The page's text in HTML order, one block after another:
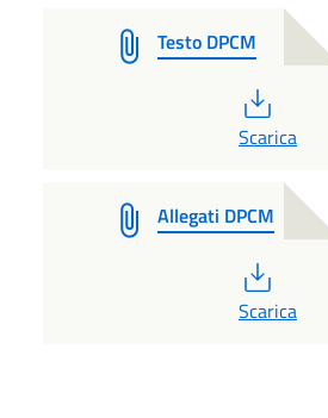
Testo DPCM
PDF
Scarica
Allegati DPCM
PDF
Scarica